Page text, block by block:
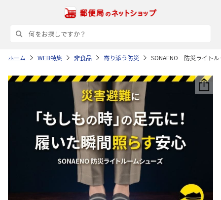
ホーム WEB特集 非食品 寄り添う防災 SONAENO 防災ライト